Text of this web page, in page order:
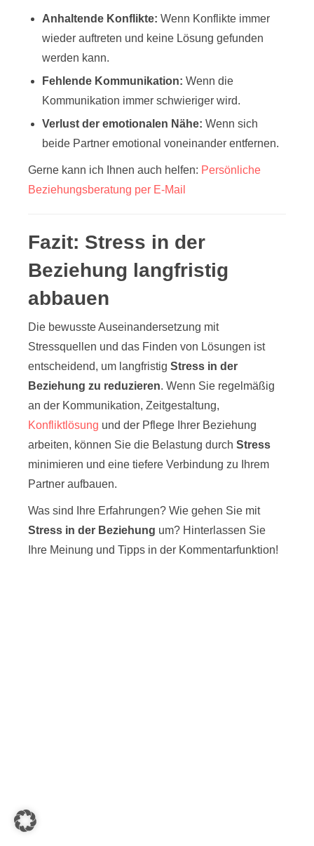
Anhaltende Konflikte: Wenn Konflikte immer
wieder auftreten und keine Lösung gefunden
werden kann.
Fehlende Kommunikation: Wenn die
Kommunikation immer schwieriger wird.
Verlust der emotionalen Nähe: Wenn sich
beide Partner emotional voneinander entfernen.
Gerne kann ich Ihnen auch helfen: Persönliche
Beziehungsberatung per E-Mail
Fazit: Stress in der
Beziehung langfristig
abbauen
Die bewusste Auseinandersetzung mit
Stressquellen und das Finden von Lösungen ist
entscheidend, um langfristig Stress in der
Beziehung zu reduzieren. Wenn Sie regelmäßig
an der Kommunikation, Zeitgestaltung,
Konfliktlösung und der Pflege Ihrer Beziehung
arbeiten, können Sie die Belastung durch Stress
minimieren und eine tiefere Verbindung zu Ihrem
Partner aufbauen.
Was sind Ihre Erfahrungen? Wie gehen Sie mit
Stress in der Beziehung um? Hinterlassen Sie
Ihre Meinung und Tipps in der Kommentarfunktion!